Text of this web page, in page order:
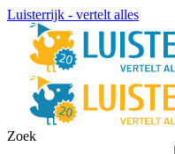
Luisterrijk - vertelt alles
Zoek